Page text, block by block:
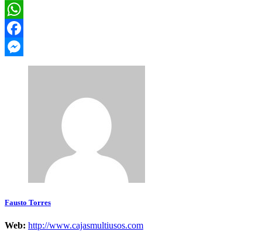
WhatsApp
Facebook
Messenger
Fausto Torres
Web: http://www.cajasmultiusos.com